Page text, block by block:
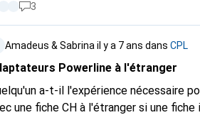
Powerline Powerlan de Devolo. Mais
même réseau électrique. Un répéteur/AP est-il plus efficace ou comment puis-je faire passer le
3
Amadeus & Sabrina il y a 7 ans dans CPL
Powerline à l'étranger
a-t-il l'expérience nécessaire
une fiche CH à l'étranger si une